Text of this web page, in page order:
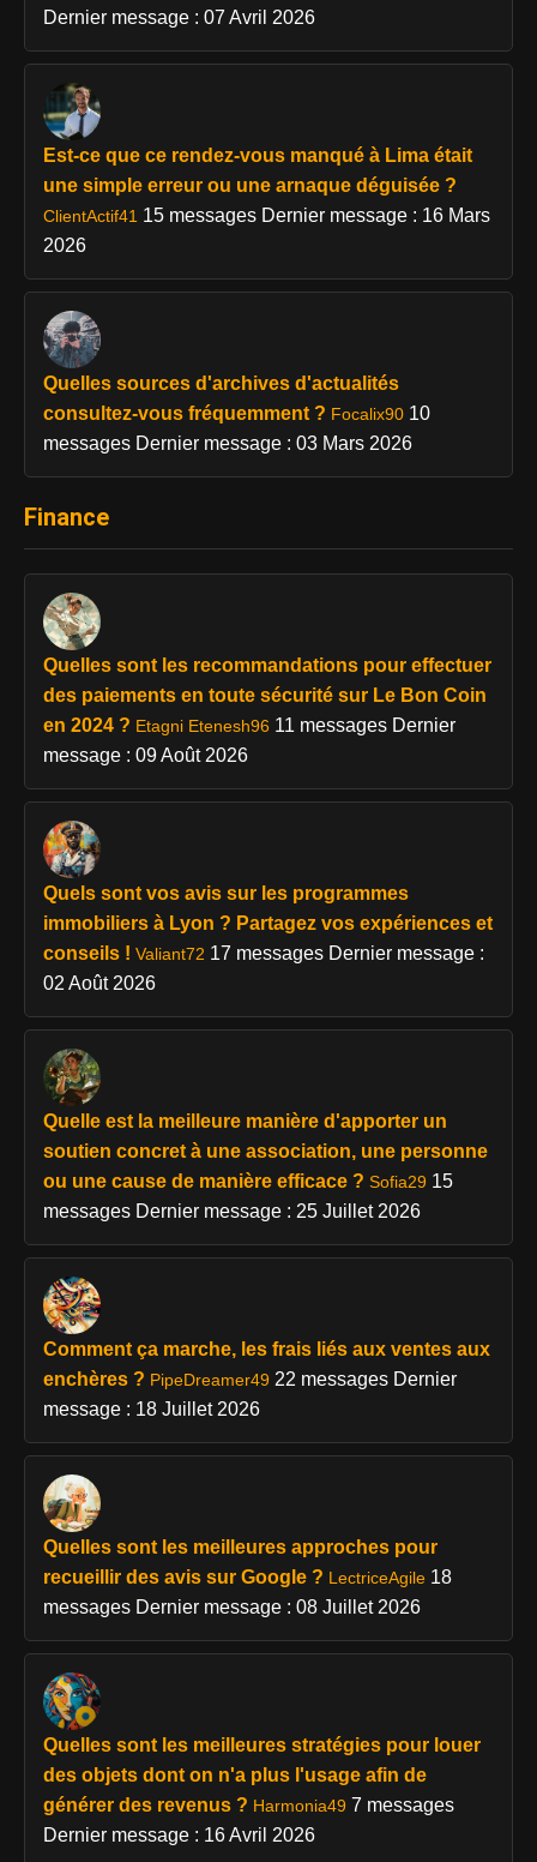
Dernier message : 07 Avril 2026
Est-ce que ce rendez-vous manqué à Lima était
une simple erreur ou une arnaque déguisée ?
ClientActif41 15 messages Dernier message : 16 Mars
2026
Quelles sources d'archives d'actualités
consultez-vous fréquemment ? Focalix90 10
messages Dernier message : 03 Mars 2026
Finance
Quelles sont les recommandations pour effectuer
des paiements en toute sécurité sur Le Bon Coin
en 2024 ? Etagni Etenesh96 11 messages Dernier
message : 09 Août 2026
Quels sont vos avis sur les programmes
immobiliers à Lyon ? Partagez vos expériences et
conseils ! Valiant72 17 messages Dernier message :
02 Août 2026
Quelle est la meilleure manière d'apporter un
soutien concret à une association, une personne
ou une cause de manière efficace ? Sofia29 15
messages Dernier message : 25 Juillet 2026
Comment ça marche, les frais liés aux ventes aux
enchères ? PipeDreamer49 22 messages Dernier
message : 18 Juillet 2026
Quelles sont les meilleures approches pour
recueillir des avis sur Google ? LectriceAgile 18
messages Dernier message : 08 Juillet 2026
Quelles sont les meilleures stratégies pour louer
des objets dont on n'a plus l'usage afin de
générer des revenus ? Harmonia49 7 messages
Dernier message : 16 Avril 2026